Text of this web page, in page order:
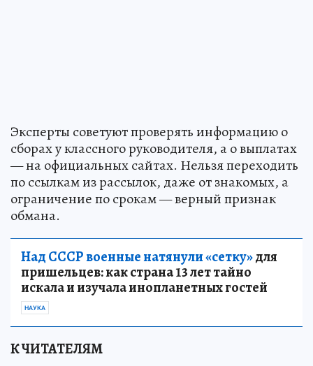
Эксперты советуют проверять информацию о
сборах у классного руководителя, а о выплатах
— на официальных сайтах. Нельзя переходить
по ссылкам из рассылок, даже от знакомых, а
ограничение по срокам — верный признак
обмана.
Над СССР военные натянули «сетку»для
пришельцев: как страна 13 лет тайно
искала и изучала инопланетных гостей
НАУКА
К ЧИТАТЕЛЯМ